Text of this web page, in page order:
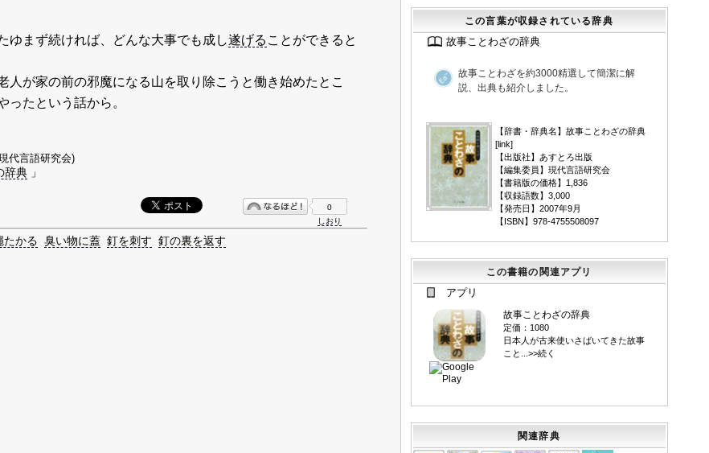
ゆまず続ければ、どんな大事でも成し遂げる ことができると
人が家の前の邪魔になる山を取り除こうと働き始めたとこ
ったという話から。
代言語研究会)
辞典」
0
しおり
たかる 臭い物に蓋 釘を刺す 釘の裏を返す
この言葉が収録されている辞典
故事ことわざの辞典
故事ことわざを約3000精選して簡潔に解
説、出典も紹介しました。
【辞書・辞典名】故事ことわざの辞典
[link]
【出版社】あすとろ出版
【編集委員】現代言語研究会
【書籍版の価格】1,836
【収録語数】3,000
【発売日】2007年9月
【ISBN】978-4755508097
この書籍の関連アプリ
アプリ
故事ことわざの辞典
定価：1080
日本人が古来使いさばいてきた故事
こと...>>続く
関連辞典